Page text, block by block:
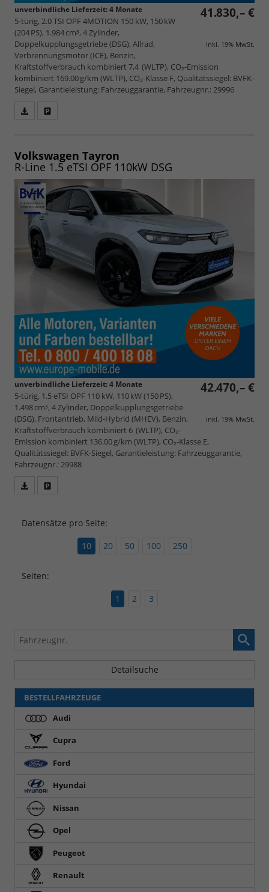
41.830,– €
inkl. 19% MwSt.
unverbindliche Lieferzeit:4 Monate
5-türig, 2.0 TSI OPF 4MOTION 150 kW, 150 kW
(204 PS), 1.984 cm³, 4 Zylinder,
Doppelkupplungsgetriebe (DSG), Allrad,
Verbrennungsmotor (ICE), Benzin,
Kraftstoffverbrauch kombiniert 7,4 (WLTP), CO₂-Emission
kombiniert 169.00 g/km (WLTP), CO₂-Klasse F, Qualitätssiegel: BVFK-
Siegel, Garantieleistung: Fahrzeuggarantie, Fahrzeugnr.: 29996
speichern/drucken
Volkswagen Tayron
R-Line 1.5 eTSI OPF 110kW DSG
42.470,– €
inkl. 19% MwSt.
unverbindliche Lieferzeit:4 Monate
5-türig, 1.5 eTSI OPF 110 kW, 110 kW (150 PS),
1.498 cm³, 4 Zylinder, Doppelkupplungsgetriebe
(DSG), Frontantrieb, Mild-Hybrid (MHEV), Benzin,
Kraftstoffverbrauch kombiniert 6 (WLTP), CO₂-
Emission kombiniert 136.00 g/km (WLTP), CO₂-Klasse E,
Qualitätssiegel: BVFK-Siegel, Garantieleistung: Fahrzeuggarantie,
Fahrzeugnr.: 29988
speichern/drucken
Datensätze pro Seite:
10
20 50 100 250
Seiten:
1
2 3
Fahrzeugnr.
Detailsuche
BESTELLFAHRZEUGE
Audi
Cupra
Ford
Hyundai
Nissan
Opel
Peugeot
Renault